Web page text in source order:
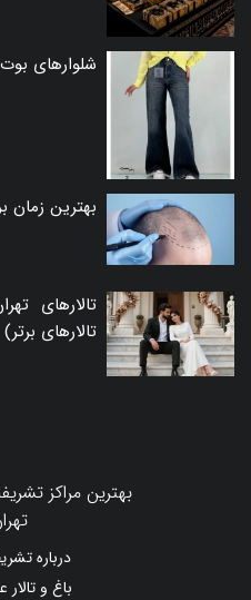
شلوارهای
بهترین
تالارهای
تالارهای برتر)
بهترین مراکز
درباره
باغ و